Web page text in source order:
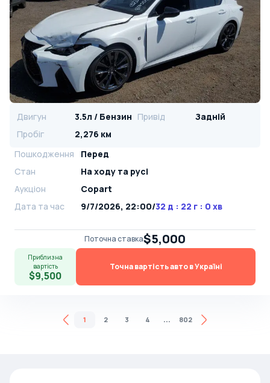
Двигун 3.5л / Бензин Привід
Задній
Пробіг
2,276 км
Пошкодження
Перед
Стан
На ​​ходу та русі
Аукціон
Copart
Дата та час
9/7/2026, 22:00/32 д : 22 г : 0 хв
Поточна ставка$5,000
Приблизна
вартість
$9,500
Точна вартість авто в Україні
1 2 3 4 ... 802